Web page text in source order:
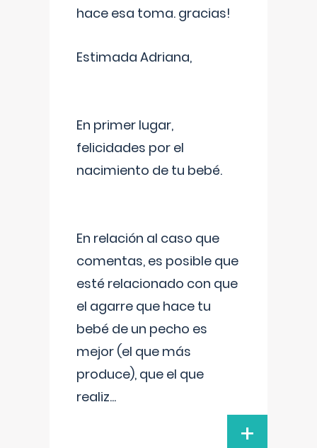
hace esa toma. gracias!
Estimada Adriana,
En primer lugar,
felicidades por el
nacimiento de tu bebé.
En relación al caso que
comentas, es posible que
esté relacionado con que
el agarre que hace tu
bebé de un pecho es
mejor (el que más
produce), que el que
realiz...
+